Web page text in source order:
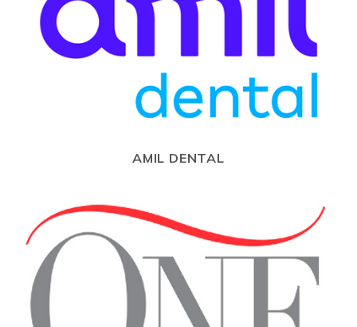
AMIL DENTAL